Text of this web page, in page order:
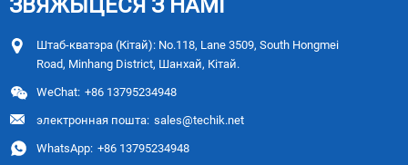
ЗВЯЖЫЦЕСЯ З НАМІ
Штаб-кватэра (Кітай): No.118, Lane 3509, South Hongmei
Road, Minhang District, Шанхай, Кітай.
WeChat: +86 13795234948
электронная пошта: sales@techik.net
WhatsApp: +86 13795234948